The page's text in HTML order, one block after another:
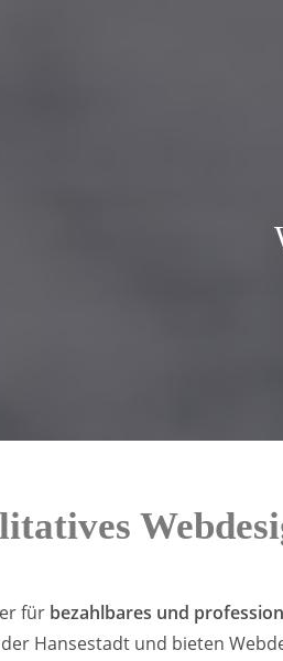
für bezahlbares und
Hansestadt und bieten